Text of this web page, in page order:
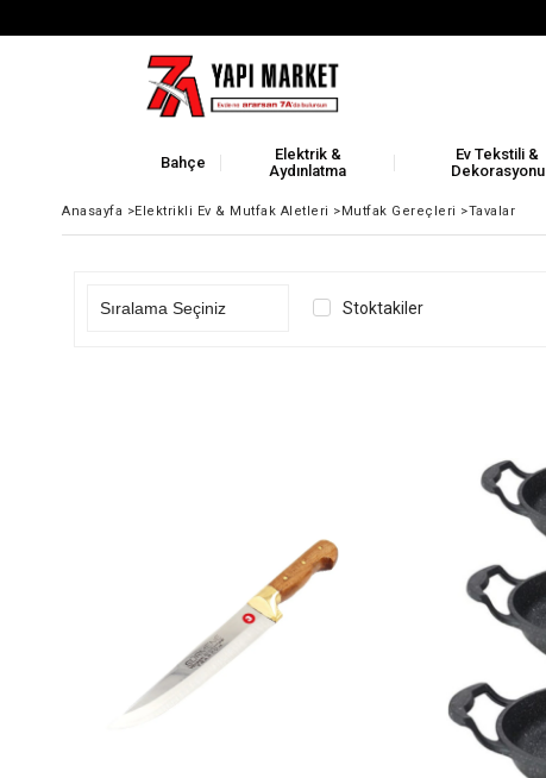
Bahçe
Elektrik &
Aydınlatma
Ev Tekstili &
Dekorasyonu
Anasayfa >Elektrikli Ev & Mutfak Aletleri >Mutfak Gereçleri >Tavalar
Stoktakiler